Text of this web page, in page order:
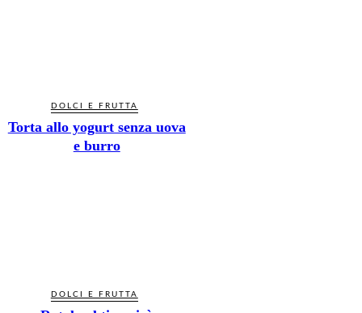
DOLCI E FRUTTA
Torta allo yogurt senza uova
e burro
DOLCI E FRUTTA